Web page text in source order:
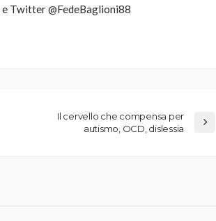
e Twitter @FedeBaglioni88
Il cervello che compensa per
autismo, OCD, dislessia